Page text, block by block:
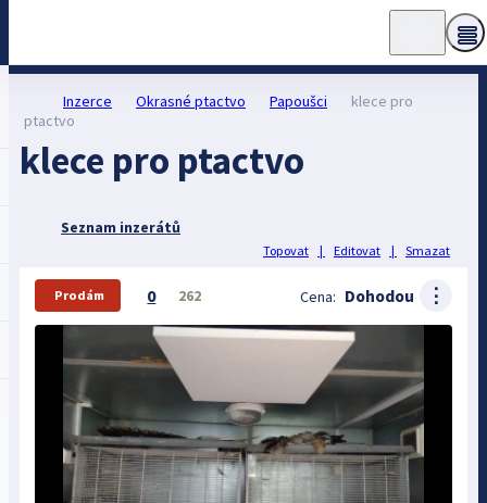
Inzerce Okrasné ptactvo Papoušci
klece pro
ptactvo
klece pro ptactvo
Seznam inzerátů
Topovat | Editovat | Smazat
Prodám 0 262 Cena: Dohodou ⋮